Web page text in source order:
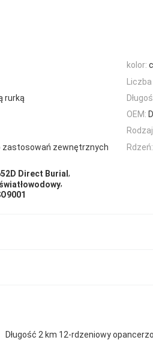
kolor:
Liczba
rurką
OEM:
zastosowań zewnętrznych Rdzeń:
Direct Burial ,
,
Długość 2 km 12-rdzeniowy